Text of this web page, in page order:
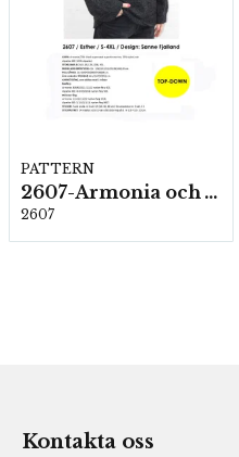
PATTERN
2607-Armonia och Alpaca 400
2607
Kontakta oss